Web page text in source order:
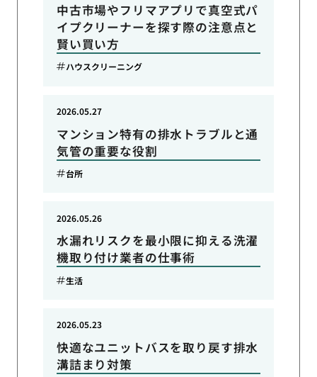
中古市場やフリマアプリで真空式パ
イプクリーナーを探す際の注意点と
賢い買い方
ハウスクリーニング
マンション特有の排水トラブルと通
気管の重要な役割
2026.05.27
台所
水漏れリスクを最小限に抑える洗濯
機取り付け業者の仕事術
2026.05.26
生活
快適なユニットバスを取り戻す排水
溝詰まり対策
2026.05.23